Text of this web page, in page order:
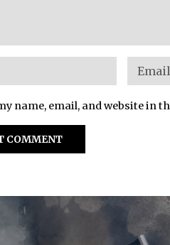
name, email, and website in